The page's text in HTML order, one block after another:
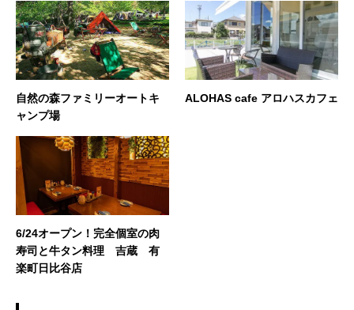
自然の森ファミリーオートキ
ャンプ場
ALOHAS cafe アロハスカフェ
6/24オープン！完全個室の肉
寿司と牛タン料理 吉蔵 有
楽町日比谷店